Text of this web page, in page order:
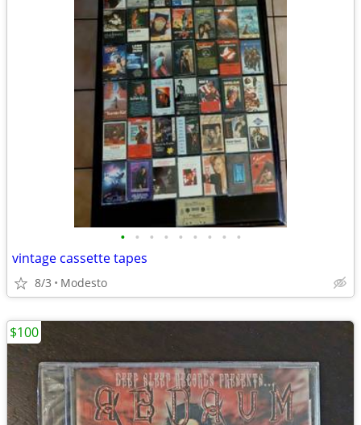
• • • • • • • • •
vintage cassette tapes
8/3 Modesto
$100